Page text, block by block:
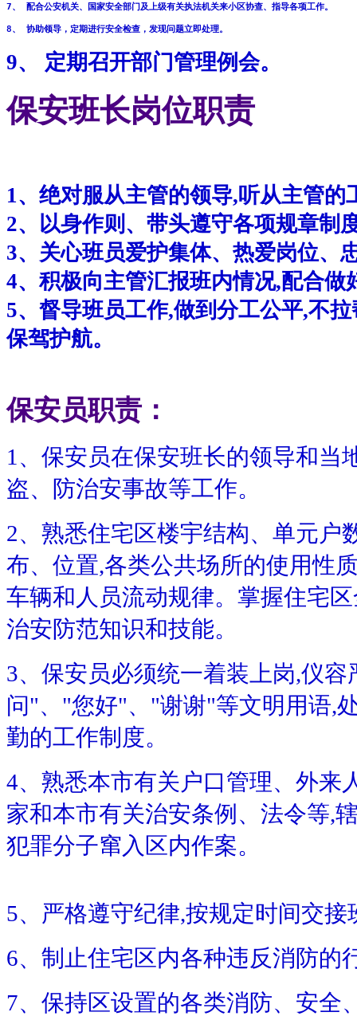
7、 配合公安机关、国家安全部门及上级有关执法机关来小区协查、指导各项工作。
8、 协助领导，定期进行安全检查，发现问题立即处理。
9、 定期召开部门管理例会。
保安班长岗位职责
1、绝对服从主管的领导,听从主管的
2、以身作则、带头遵守各项规章制
3、关心班员爱护集体、热爱岗位、
4、积极向主管汇报班内情况,配合做
5、督导班员工作,做到分工公平,不
保驾护航。
保安员职责：
1、保安员在保安班长的领导和当
盗、防治安事故等工作。
2、熟悉住宅区楼宇结构、单元户
布、位置,各类公共场所的使用性
车辆和人员流动规律。掌握住宅
治安防范知识和技能。
3、保安员必须统一着装上岗,仪
问"、"您好"、"谢谢"等文明用语,
勤的工作制度。
4、熟悉本市有关户口管理、外来
家和本市有关治安条例、法令等,
犯罪分子窜入区内作案。
5、严格遵守纪律,按规定时间交接
6、制止住宅区内各种违反消防的
7、保持区设置的各类消防、安全